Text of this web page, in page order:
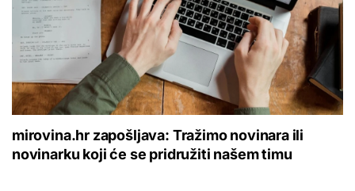
mirovina.hr zapošljava: Tražimo novinara ili
novinarku koji će se pridružiti našem timu